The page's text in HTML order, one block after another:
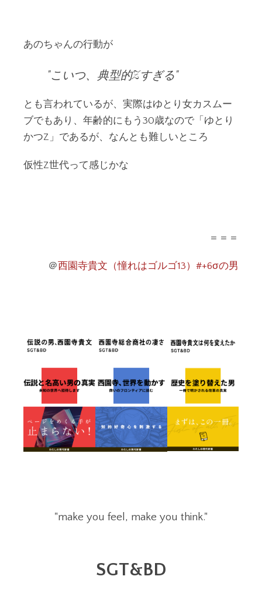
あのちゃんの行動が
こいつ、典型的Zすぎる
とも言われているが、実際はゆとり女カスムー
ブでもあり、年齢的にもう30歳なので「ゆとり
かつZ」であるが、なんとも難しいところ
仮性Z世代って感じかな
＝＝＝
＠西園寺貴文（憧れはゴルゴ13）#+6σの男
"make you feel, make you think."
SGT&BD